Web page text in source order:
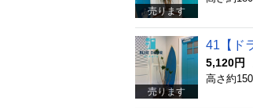
売ります
売ります
41【ド
5,120円